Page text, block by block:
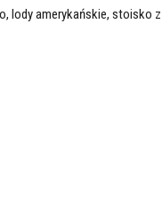
lody amerykańskie, stoisko z